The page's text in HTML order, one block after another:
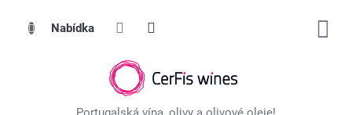
obsah